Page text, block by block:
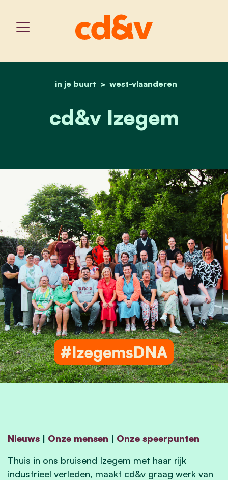
home
in je buurt west-vlaanderen
cd&v - izegem
cd&v Izegem
Nieuws | Onze mensen | Onze speerpunten
Thuis in ons bruisend Izegem met haar rijk
industrieel verleden, maakt cd&v graag werk van